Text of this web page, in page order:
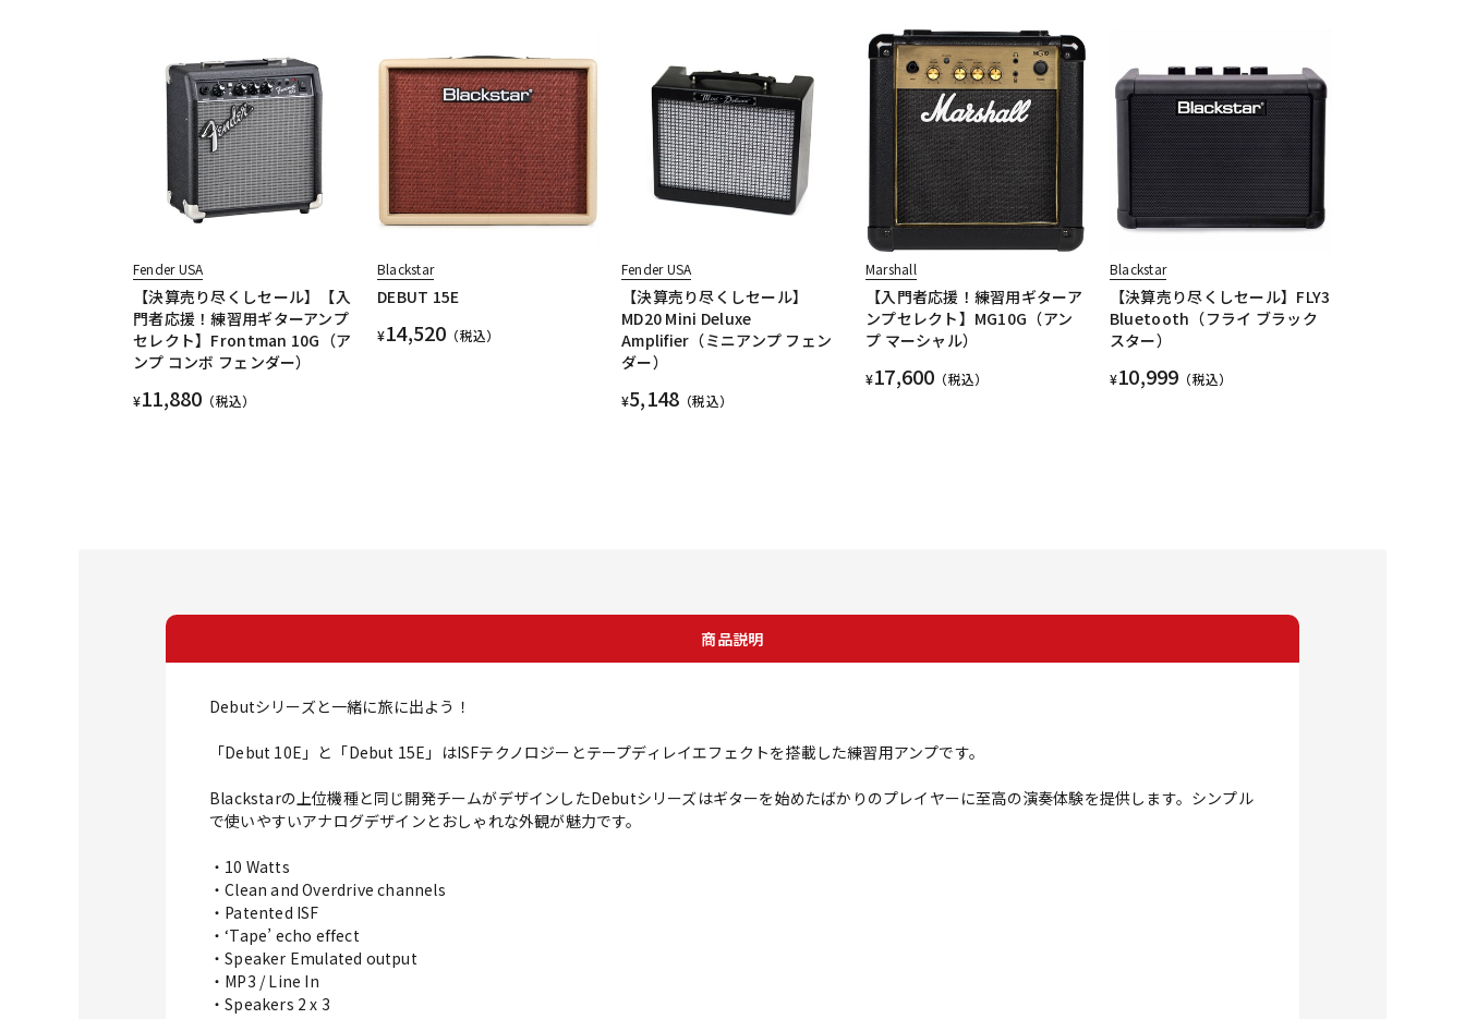
Fender USA
【決算売り尽くしセール】【入
門者応援！練習用ギターアンプ
セレクト】Frontman 10G（ア
ンプ コンボ フェンダー）
¥11,880 （税込）
Blackstar
DEBUT 15E
¥14,520 （税込）
Fender USA
【決算売り尽くしセール】
MD20 Mini Deluxe
Amplifier（ミニアンプ フェン
ダー）
¥5,148 （税込）
Marshall
【入門者応援！練習用ギターア
ンプセレクト】MG10G（アン
プ マーシャル）
¥17,600 （税込）
Blackstar
【決算売り尽くしセール】FLY3
Bluetooth（フライ ブラック
スター）
¥10,999 （税込）
商品説明
Debutシリーズと一緒に旅に出よう！
「Debut 10E」と「Debut 15E」はISFテクノロジーとテープディレイエフェクトを搭載した練習用アンプです。
Blackstarの上位機種と同じ開発チームがデザインしたDebutシリーズはギターを始めたばかりのプレイヤーに至高の演奏体験を提供します。シンプル
で使いやすいアナログデザインとおしゃれな外観が魅力です。
・10 Watts
・Clean and Overdrive channels
・Patented ISF
・‘Tape’ echo effect
・Speaker Emulated output
・MP3 / Line In
・Speakers 2 x 3